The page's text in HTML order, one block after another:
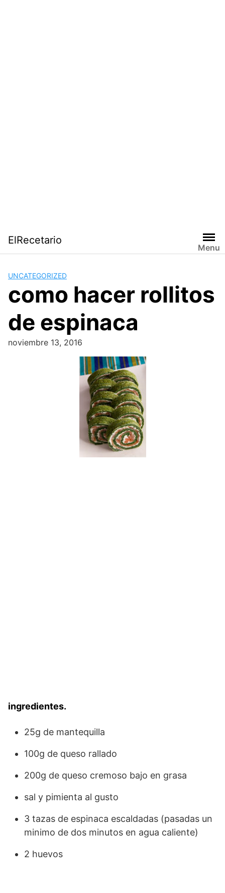
contenido
ElRecetario
Menu
UNCATEGORIZED
como hacer rollitos
de espinaca
noviembre 13, 2016
ingredientes.
25g de mantequilla
100g de queso rallado
200g de queso cremoso bajo en grasa
sal y pimienta al gusto
3 tazas de espinaca escaldadas (pasadas un
minimo de dos minutos en agua caliente)
2 huevos